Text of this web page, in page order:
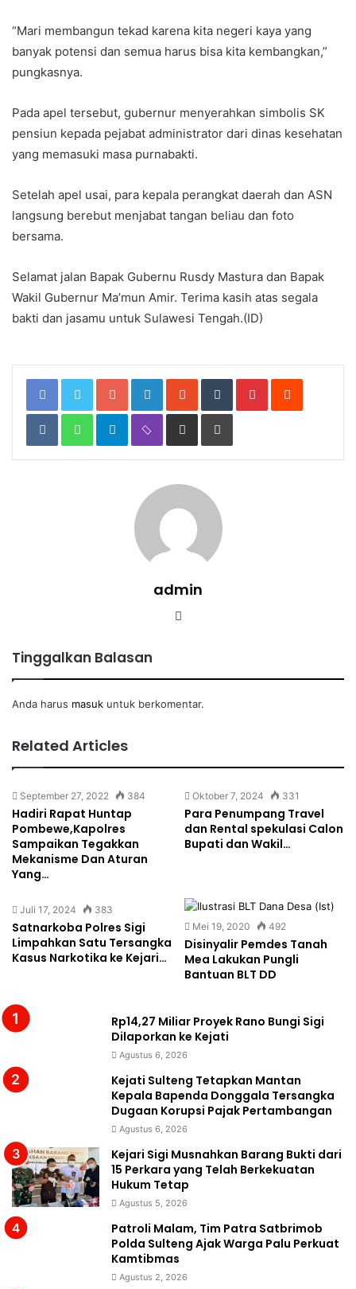
“Mari membangun tekad karena kita negeri kaya yang
banyak potensi dan semua harus bisa kita kembangkan,”
pungkasnya.
Pada apel tersebut, gubernur menyerahkan simbolis SK
pensiun kepada pejabat administrator dari dinas kesehatan
yang memasuki masa purnabakti.
Setelah apel usai, para kepala perangkat daerah dan ASN
langsung berebut menjabat tangan beliau dan foto
bersama.
Selamat jalan Bapak Gubernu Rusdy Mastura dan Bapak
Wakil Gubernur Ma’mun Amir. Terima kasih atas segala
bakti dan jasamu untuk Sulawesi Tengah.(ID)
Google+LinkedInStumbleUpon
TumblrPinterestReddit
VKontakteWhatsAppTelegramViber Share
Email
Print
admin
Website
Tinggalkan Balasan
Anda harus masuk untuk berkomentar.
Related Articles
September 27, 2022 384
Hadiri Rapat Huntap
Pombewe,Kapolres
Sampaikan Tegakkan
Mekanisme Dan Aturan
Yang…
Oktober 7, 2024 331
Para Penumpang Travel
dan Rental spekulasi Calon
Bupati dan Wakil…
Juli 17, 2024 383
Satnarkoba Polres Sigi
Limpahkan Satu Tersangka
Kasus Narkotika ke Kejari…
Mei 19, 2020 492
Disinyalir Pemdes Tanah
Mea Lakukan Pungli
Bantuan BLT DD
Rp14,27 Miliar Proyek Rano Bungi Sigi
Dilaporkan ke Kejati
Agustus 6, 2026
Kejati Sulteng Tetapkan Mantan
Kepala Bapenda Donggala Tersangka
Dugaan Korupsi Pajak Pertambangan
Agustus 6, 2026
Kejari Sigi Musnahkan Barang Bukti dari
15 Perkara yang Telah Berkekuatan
Hukum Tetap
Agustus 5, 2026
Patroli Malam, Tim Patra Satbrimob
Polda Sulteng Ajak Warga Palu Perkuat
Kamtibmas
Agustus 2, 2026